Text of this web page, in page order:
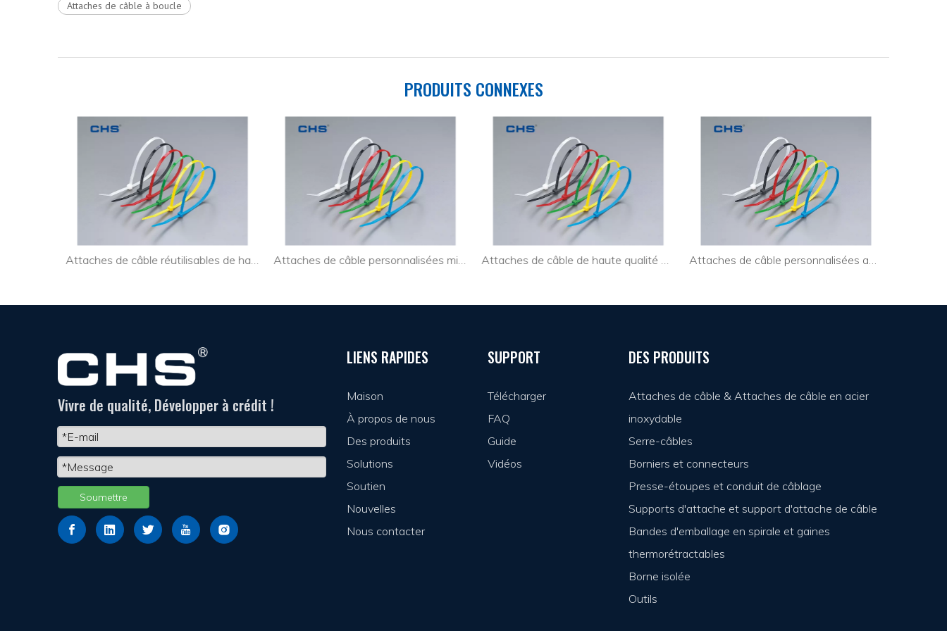
Attaches de câble à boucle
PRODUITS CONNEXES
Attaches de câble réutilisables de haute qualité pour câble PC Attaches de câble personnalisées minces pour l'industrie Attaches de câble de haute qualité Surelock pour l'industrie Attaches de câble personnalisées amovibles pour guirlandes lumineuses
Vivre de qualité, Développer à crédit !
Soumettre
LIENS RAPIDES
Maison
À propos de nous
Des produits
Solutions
Soutien
Nouvelles
Nous contacter
SUPPORT
Télécharger
FAQ
Guide
Vidéos
DES PRODUITS
Attaches de câble & Attaches de câble en acier
inoxydable
Serre-câbles
Borniers et connecteurs
Presse-étoupes et conduit de câblage
Supports d'attache et support d'attache de câble
Bandes d'emballage en spirale et gaines
thermorétractables
Borne isolée
Outils